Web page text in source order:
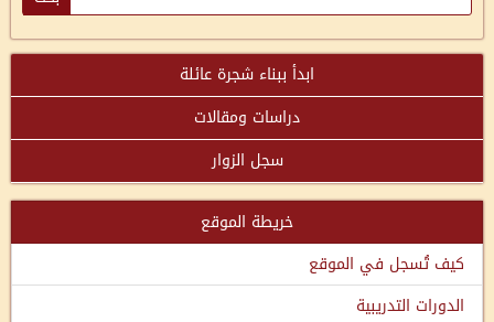
ابدأ ببناء شجرة عائلة
دراسات ومقالات
سجل الزوار
خريطة الموقع
كيف تُسجل في الموقع
الدورات التدريبية